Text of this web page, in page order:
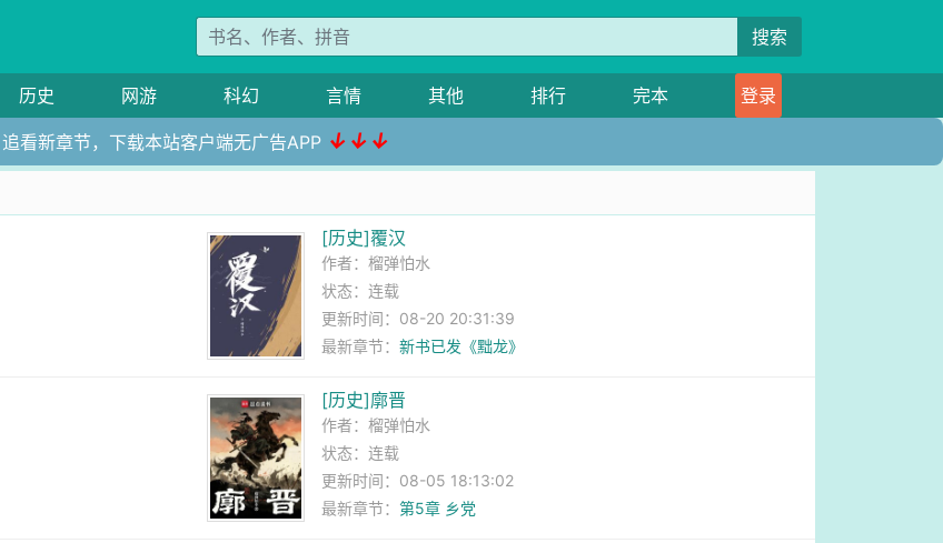
搜索
历史 网游 科幻 言情 其他 排行 完本 登录
追看新章节，下载本站客户端无广告APP ↓↓↓
[历史]覆汉
作者： 榴弹怕水
状态：连载
更新时间：08-20 20:31:39
最新章节： 新书已发《黜龙》
[历史]廓晋
作者： 榴弹怕水
状态：连载
更新时间：08-05 18:13:02
最新章节： 第5章 乡党